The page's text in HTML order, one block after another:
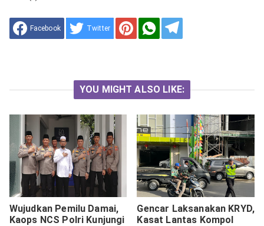
Facebook Twitter
YOU MIGHT ALSO LIKE:
Wujudkan Pemilu Damai,
Kaops NCS Polri Kunjungi
Gencar Laksanakan KRYD,
Kasat Lantas Kompol